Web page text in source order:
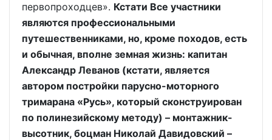
первопроходцев». Кстати Все участники
являются профессиональными
путешественниками, но, кроме походов, есть
и обычная, вполне земная жизнь: капитан
Александр Леванов (кстати, является
автором постройки парусно-моторного
тримарана «Русь», который сконструирован
по полинезийскому методу) – монтажник-
высотник, боцман Николай Давидовский –